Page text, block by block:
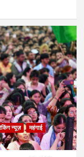
न्यूज़
महंगाई